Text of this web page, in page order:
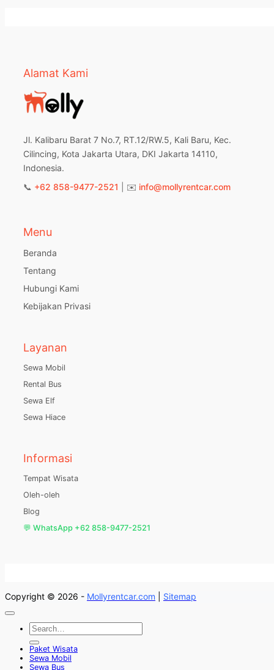
Alamat Kami
Jl. Kalibaru Barat 7 No.7, RT.12/RW.5, Kali Baru, Kec.
Cilincing, Kota Jakarta Utara, DKI Jakarta 14110,
Indonesia.
📞 +62 858-9477-2521 | ✉️ info@mollyrentcar.com
Menu
Beranda
Tentang
Hubungi Kami
Kebijakan Privasi
Layanan
Sewa Mobil
Rental Bus
Sewa Elf
Sewa Hiace
Informasi
Tempat Wisata
Oleh-oleh
Blog
💬 WhatsApp +62 858-9477-2521
Copyright © 2026 - Mollyrentcar.com Sitemap
Paket Wisata
Sewa Mobil
Sewa Bus